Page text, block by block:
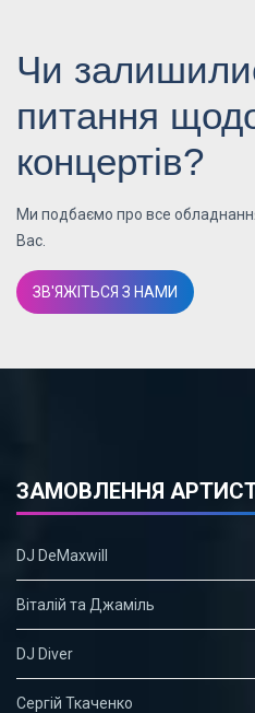
Чи
питання щодо
концертів?
Ми подбаємо про все
Вас.
ЗВ'ЯЖІТЬСЯ З НАМИ
ЗАМОВЛЕННЯ
DJ DeMaxwill
Віталій та Джаміль
DJ Diver
Сергій Ткаченко